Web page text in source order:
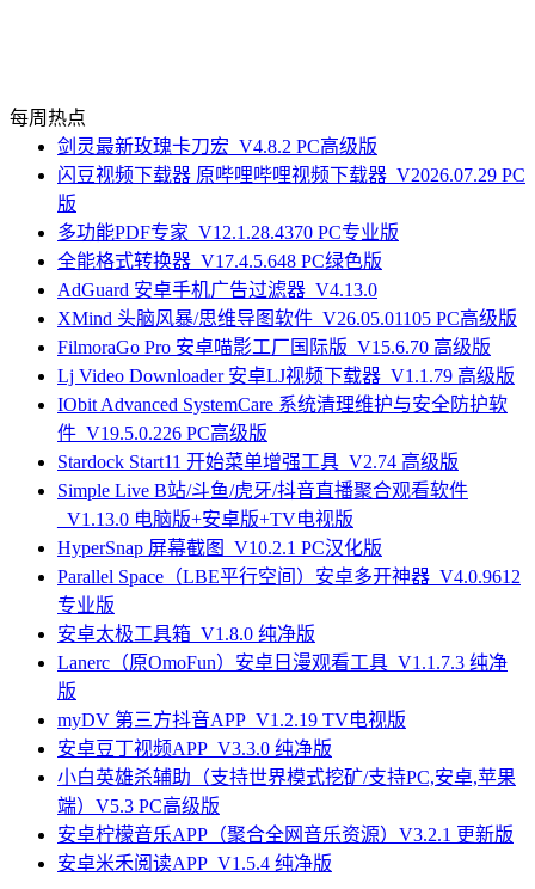
每周热点
剑灵最新玫瑰卡刀宏_V4.8.2 PC高级版
闪豆视频下载器 原哔哩哔哩视频下载器_V2026.07.29 PC
版
多功能PDF专家_V12.1.28.4370 PC专业版
全能格式转换器_V17.4.5.648 PC绿色版
AdGuard 安卓手机广告过滤器_V4.13.0
XMind 头脑风暴/思维导图软件_V26.05.01105 PC高级版
FilmoraGo Pro 安卓喵影工厂国际版_V15.6.70 高级版
Lj Video Downloader 安卓LJ视频下载器_V1.1.79 高级版
IObit Advanced SystemCare 系统清理维护与安全防护软
件_V19.5.0.226 PC高级版
Stardock Start11 开始菜单增强工具_V2.74 高级版
Simple Live B站/斗鱼/虎牙/抖音直播聚合观看软件
_V1.13.0 电脑版+安卓版+TV电视版
HyperSnap 屏幕截图_V10.2.1 PC汉化版
Parallel Space（LBE平行空间）安卓多开神器_V4.0.9612
专业版
安卓太极工具箱_V1.8.0 纯净版
Lanerc（原OmoFun）安卓日漫观看工具_V1.1.7.3 纯净
版
myDV 第三方抖音APP_V1.2.19 TV电视版
安卓豆丁视频APP_V3.3.0 纯净版
小白英雄杀辅助（支持世界模式挖矿/支持PC,安卓,苹果
端）V5.3 PC高级版
安卓柠檬音乐APP（聚合全网音乐资源）V3.2.1 更新版
安卓米禾阅读APP_V1.5.4 纯净版